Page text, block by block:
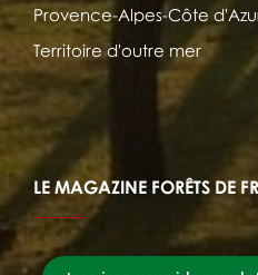
Provence-Alpes-Côte
Territoire d'outre mer
LE MAGAZINE FORÊTS DE